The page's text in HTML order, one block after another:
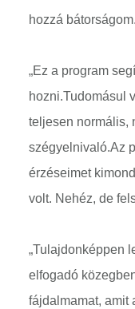
hozzá
„Ez a program
hozni.Tudomásul
teljesen normális,
szégyelnivaló.Az
érzéseimet
volt. Nehéz, de
„Tulajdonképpen
elfogadó
fájdalmamat, amit